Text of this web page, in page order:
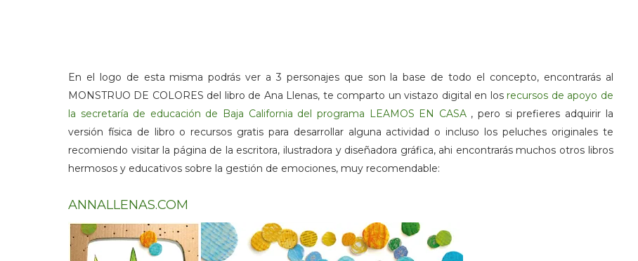
En el logo de esta misma podrás ver a 3 personajes que son la base de todo el concepto, encontrarás al
MONSTRUO DE COLORES del libro de Ana Llenas, te comparto un vistazo digital en los recursos de apoyo de
la secretaría de educación de Baja California del programa LEAMOS EN CASA, pero si prefieres adquirir la
versión física de libro o recursos gratis para desarrollar alguna actividad o incluso los peluches originales te
recomiendo visitar la página de la escritora, ilustradora y diseñadora gráfica, ahi encontrarás muchos otros libros
hermosos y educativos sobre la gestión de emociones, muy recomendable:
ANNALLENAS.COM